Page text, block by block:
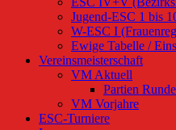
Jugend-ESC 1 bis
W-ESC I
Ewige Tabelle /
Vereinsmeisterschaft
VM Aktuell
Partien
VM Vorjahre
ESC-Turniere